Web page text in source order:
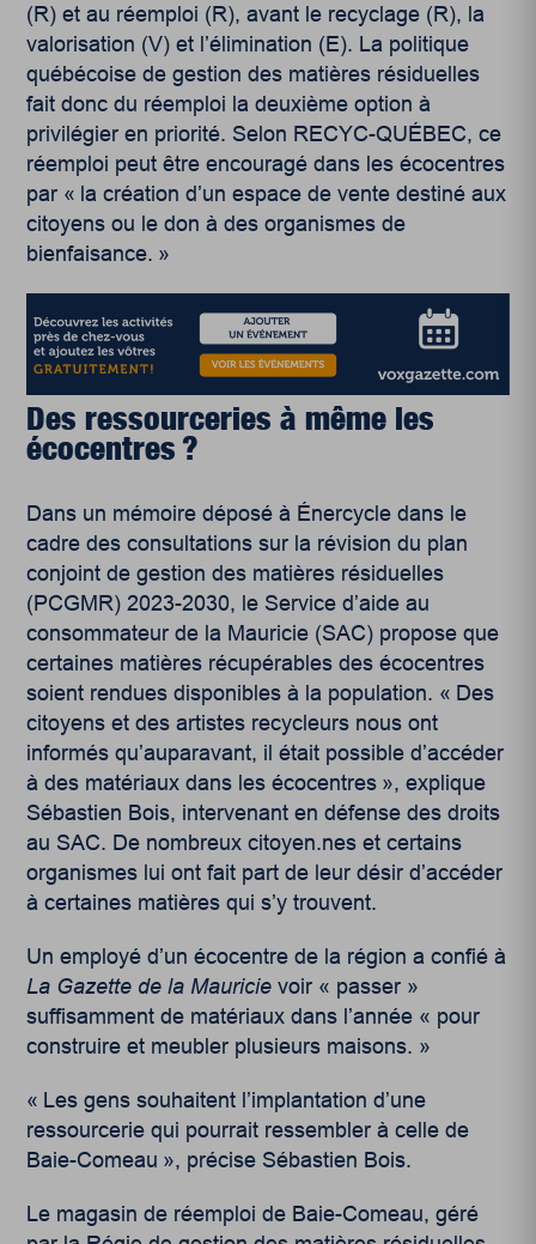
(R) et au réemploi (R), avant le recyclage (R), la
valorisation (V) et l’élimination (E). La politique
québécoise de gestion des matières résiduelles
fait donc du réemploi la deuxième option à
privilégier en priorité. Selon RECYC-QUÉBEC, ce
réemploi peut être encouragé dans les écocentres
par « la création d’un espace de vente destiné aux
citoyens ou le don à des organismes de
bienfaisance. »
Des ressourceries à même les
écocentres ?
Dans un mémoire déposé à Énercycle dans le
cadre des consultations sur la révision du plan
conjoint de gestion des matières résiduelles
(PCGMR) 2023-2030, le Service d’aide au
consommateur de la Mauricie (SAC) propose que
certaines matières récupérables des écocentres
soient rendues disponibles à la population. « Des
citoyens et des artistes recycleurs nous ont
informés qu’auparavant, il était possible d’accéder
à des matériaux dans les écocentres », explique
Sébastien Bois, intervenant en défense des droits
au SAC. De nombreux citoyen.nes et certains
organismes lui ont fait part de leur désir d’accéder
à certaines matières qui s’y trouvent.
Un employé d’un écocentre de la région a confié à
La Gazette de la Mauricie voir « passer »
suffisamment de matériaux dans l’année « pour
construire et meubler plusieurs maisons. »
« Les gens souhaitent l’implantation d’une
ressourcerie qui pourrait ressembler à celle de
Baie-Comeau », précise Sébastien Bois.
Le magasin de réemploi de Baie-Comeau, géré